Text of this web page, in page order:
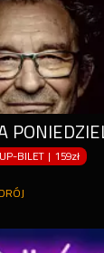
BILET |159zł